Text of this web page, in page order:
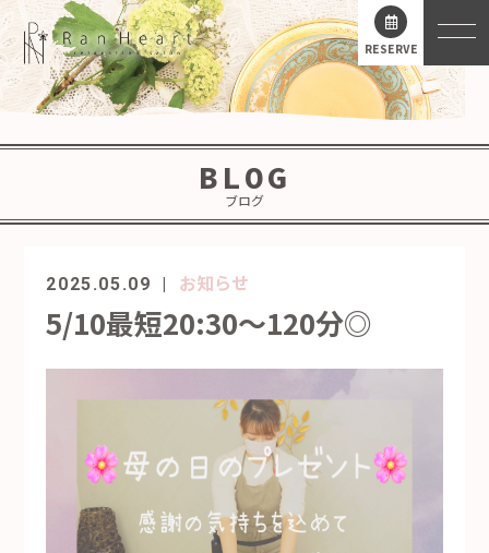
RESERVE
BLOG
ブログ
2025.05.09 お知らせ
5/10最短20:30～120分◎